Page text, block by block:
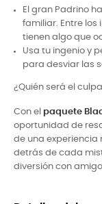
El gran Padrino
familiar. Entre los
tienen algo que
Usa tu ingenio y
para desviar las
¿Quién será el
Con el paquete
oportunidad de
de una experiencia
detrás de cada
diversión con